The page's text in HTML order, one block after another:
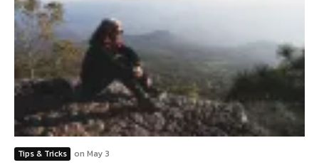
Tips & Tricks on May 3